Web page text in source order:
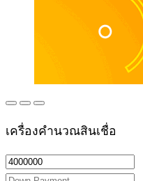
เครื่องคำนวณสินเชื่อ